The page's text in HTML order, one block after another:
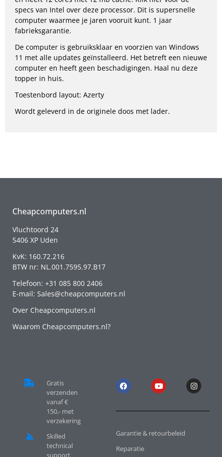
specs van Intel over deze processor. Dit is supersnelle
computer waarmee je jaren vooruit kunt. 1 jaar
fabrieksgarantie.
De computer is gebruiksklaar en voorzien van Windows
11 met alle updates geïnstalleerd. Het betreft een nieuwe
computer en heeft geen beschadigingen. Haal nu deze
topper in huis.
Toestenbord layout: Azerty
Wordt geleverd in de originele doos met lader.
Cheapcomputers.nl
Vluchtoord 24
5406 XP Uden
KvK: 160.72.216
BTW nr: NL.001.7595.97.B17
Telefoon: +31 085 800 2406
E-mail: Sales@cheapcomputers.nl
Over Cheapcomputers.nl
Waarom Cheapcomputers.nl?
Gratis
verzenden
vanaf €
150,- met
verzekering
Skilled
technical
Garantie & retourbeleid
Reparatie